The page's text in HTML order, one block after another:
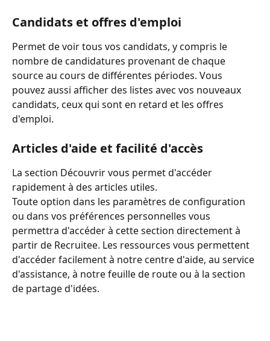
Candidats et offres d'emploi
Permet de voir tous vos candidats, y compris le
nombre de candidatures provenant de chaque
source au cours de différentes périodes. Vous
pouvez aussi afficher des listes avec vos nouveaux
candidats, ceux qui sont en retard et les offres
d'emploi.
Articles d'aide et facilité d'accès
La section Découvrir vous permet d'accéder
rapidement à des articles utiles.
Toute option dans les paramètres de configuration
ou dans vos préférences personnelles vous
permettra d'accéder à cette section directement à
partir de Recruitee. Les ressources vous permettent
d'accéder facilement à notre centre d'aide, au service
d'assistance, à notre feuille de route ou à la section
de partage d'idées.